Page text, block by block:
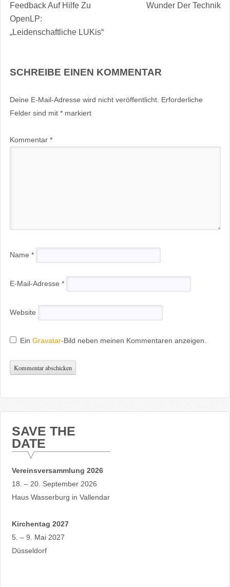
Feedback Auf Hilfe Zu
OpenLP:
„Leidenschaftliche LUKis“
Wunder Der Technik
SCHREIBE EINEN KOMMENTAR
Deine E-Mail-Adresse wird nicht veröffentlicht. Erforderliche
Felder sind mit *markiert
Kommentar *
Name *
E-Mail-Adresse *
Website
Ein Gravatar-Bild neben meinen Kommentaren anzeigen.
SAVE THE
DATE
Vereinsversammlung 2026
18. – 20. September 2026
Haus Wasserburg in Vallendar
Kirchentag 2027
5. – 9. Mai 2027
Düsseldorf